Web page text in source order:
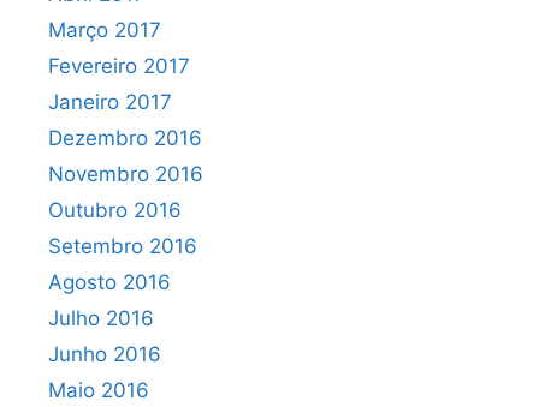
Março 2017
Fevereiro 2017
Janeiro 2017
Dezembro 2016
Novembro 2016
Outubro 2016
Setembro 2016
Agosto 2016
Julho 2016
Junho 2016
Maio 2016